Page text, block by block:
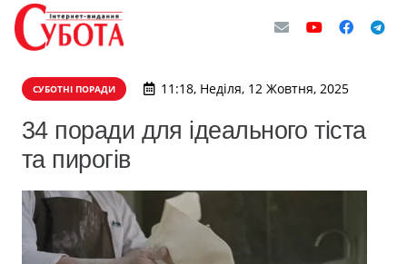
СУБОТНІ ПОРАДИ 11:18, Неділя, 12 Жовтня, 2025
34 поради для ідеального тіста
та пирогів